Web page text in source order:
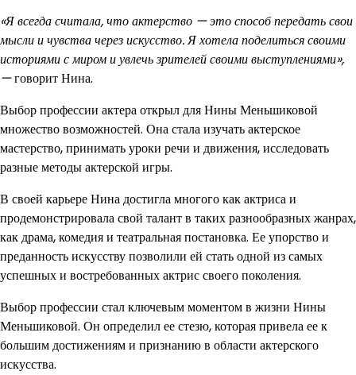
«Я всегда считала, что актерство — это способ передать свои
мысли и чувства через искусство. Я хотела поделиться своими
историями с миром и увлечь зрителей своими выступлениями»,
—говорит Нина.
Выбор профессии актера открыл для Нины Меньшиковой
множество возможностей. Она стала изучать актерское
мастерство, принимать уроки речи и движения, исследовать
разные методы актерской игры.
В своей карьере Нина достигла многого как актриса и
продемонстрировала свой талант в таких разнообразных жанрах,
как драма, комедия и театральная постановка. Ее упорство и
преданность искусству позволили ей стать одной из самых
успешных и востребованных актрис своего поколения.
Выбор профессии стал ключевым моментом в жизни Нины
Меньшиковой. Он определил ее стезю, которая привела ее к
большим достижениям и признанию в области актерского
искусства.